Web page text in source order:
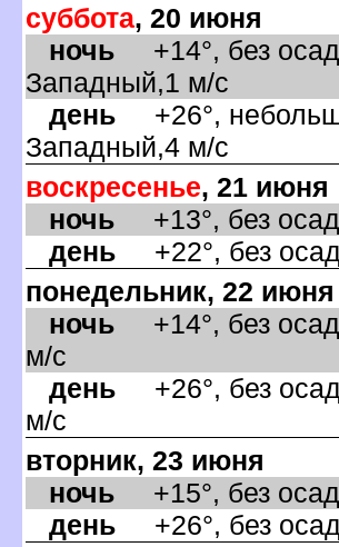
суббота, 20 июня
ночь +14°, без
Западный,1 м/с
день +26°,
Западный,4 м/с
оскресенье, 21 июня
ночь +13°, без
день +22°, без
понедельник, 22 июня
ночь +14°, без
м/с
день +26°, без
м/с
торник, 23 июня
ночь +15°, без
день +26°, без